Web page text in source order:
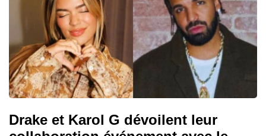
Drake et Karol G dévoilent leur